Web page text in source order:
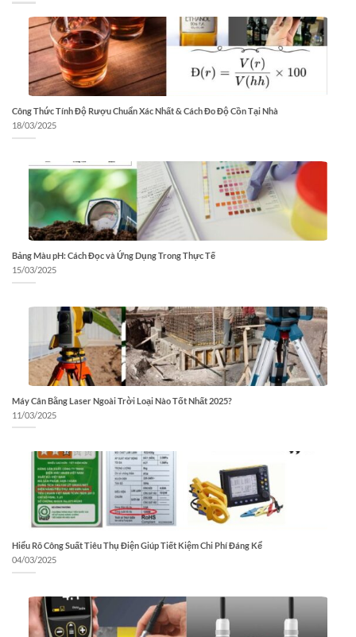
Công Thức Tính Độ Rượu Chuẩn Xác Nhất & Cách Đo Độ Cồn Tại Nhà
18/03/2025
Bảng Màu pH: Cách Đọc và Ứng Dụng Trong Thực Tế
15/03/2025
Máy Cân Bằng Laser Ngoài Trời Loại Nào Tốt Nhất 2025?
11/03/2025
Hiểu Rõ Công Suất Tiêu Thụ Điện Giúp Tiết Kiệm Chi Phí Đáng Kể
04/03/2025